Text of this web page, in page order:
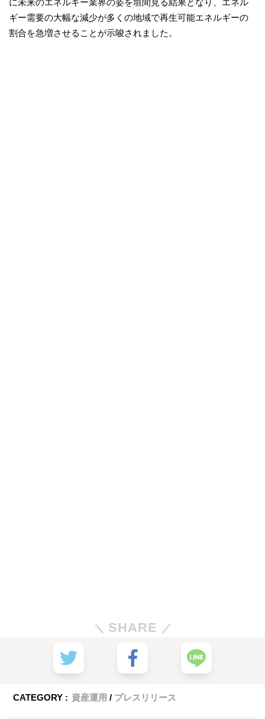
ギー需要の大幅な減少が多くの地域で再生可能エネルギーの
割合を急増させることが示唆されました。
SHARE
CATEGORY : 資産運用 プレスリリース